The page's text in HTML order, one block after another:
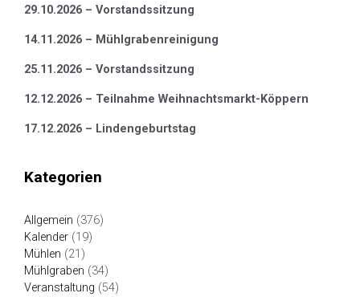
29.10.2026 – Vorstandssitzung
14.11.2026 – Mühlgrabenreinigung
25.11.2026 – Vorstandssitzung
12.12.2026 – Teilnahme Weihnachtsmarkt-Köppern
17.12.2026 – Lindengeburtstag
Kategorien
Allgemein (376)
Kalender (19)
Mühlen (21)
Mühlgraben (34)
Veranstaltung (54)